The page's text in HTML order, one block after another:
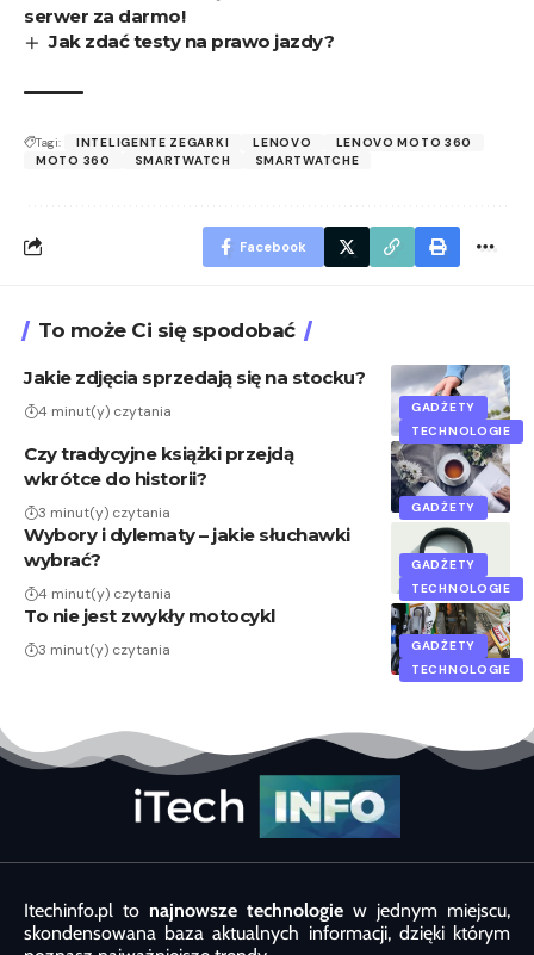
serwer za darmo!
Jak zdać testy na prawo jazdy?
Tagi: INTELIGENTE ZEGARKI LENOVO
LENOVO MOTO 360
MOTO 360
SMARTWATCH SMARTWATCHE
Facebook
To może Ci się spodobać
GADŻETY
TECHNOLOGIE
Jakie zdjęcia sprzedają się na stocku?
4 minut(y) czytania
GADŻETY
Czy tradycyjne książki przejdą
wkrótce do historii?
3 minut(y) czytania
GADŻETY
TECHNOLOGIE
Wybory i dylematy – jakie słuchawki
wybrać?
4 minut(y) czytania
GADŻETY
TECHNOLOGIE
To nie jest zwykły motocykl
3 minut(y) czytania
Itechinfo.pl to najnowsze technologie w jednym miejscu,
skondensowana baza aktualnych informacji, dzięki którym